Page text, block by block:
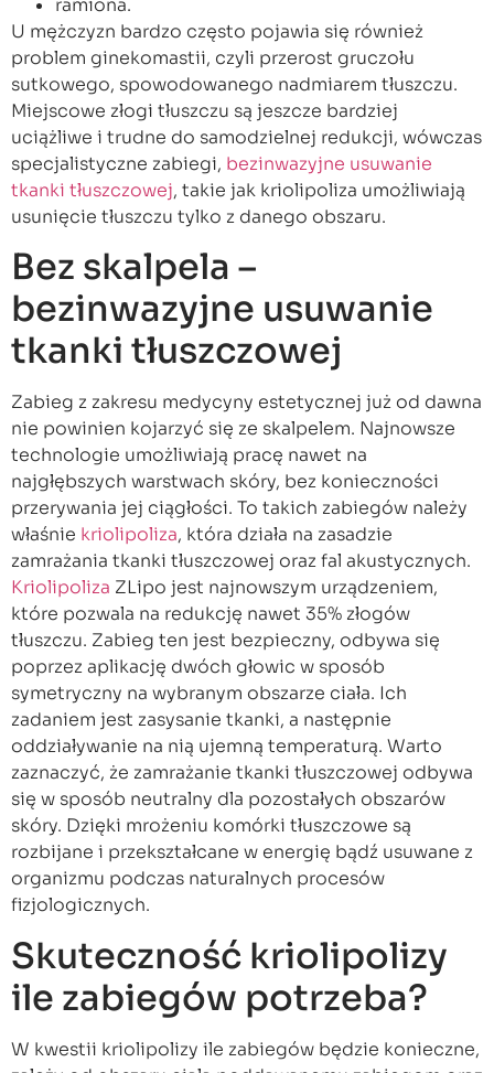
ramiona.
U mężczyzn bardzo często pojawia się również
problem ginekomastii, czyli przerost gruczołu
sutkowego, spowodowanego nadmiarem tłuszczu.
Miejscowe złogi tłuszczu są jeszcze bardziej
uciążliwe i trudne do samodzielnej redukcji, wówczas
specjalistyczne zabiegi, bezinwazyjne usuwanie
tkanki tłuszczowej, takie jak kriolipoliza umożliwiają
usunięcie tłuszczu tylko z danego obszaru.
Bez skalpela –
bezinwazyjne usuwanie
tkanki tłuszczowej
Zabieg z zakresu medycyny estetycznej już od dawna
nie powinien kojarzyć się ze skalpelem. Najnowsze
technologie umożliwiają pracę nawet na
najgłębszych warstwach skóry, bez konieczności
przerywania jej ciągłości. To takich zabiegów należy
właśnie kriolipoliza, która działa na zasadzie
zamrażania tkanki tłuszczowej oraz fal akustycznych.
Kriolipoliza ZLipo jest najnowszym urządzeniem,
które pozwala na redukcję nawet 35% złogów
tłuszczu. Zabieg ten jest bezpieczny, odbywa się
poprzez aplikację dwóch głowic w sposób
symetryczny na wybranym obszarze ciała. Ich
zadaniem jest zasysanie tkanki, a następnie
oddziaływanie na nią ujemną temperaturą. Warto
zaznaczyć, że zamrażanie tkanki tłuszczowej odbywa
się w sposób neutralny dla pozostałych obszarów
skóry. Dzięki mrożeniu komórki tłuszczowe są
rozbijane i przekształcane w energię bądź usuwane z
organizmu podczas naturalnych procesów
fizjologicznych.
Skuteczność kriolipolizy
ile zabiegów potrzeba?
W kwestii kriolipolizy ile zabiegów będzie konieczne,